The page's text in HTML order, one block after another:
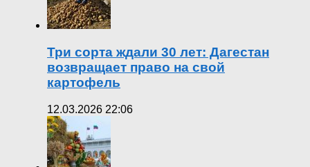
Три сорта ждали 30 лет: Дагестан
возвращает право на свой
картофель
12.03.2026 22:06